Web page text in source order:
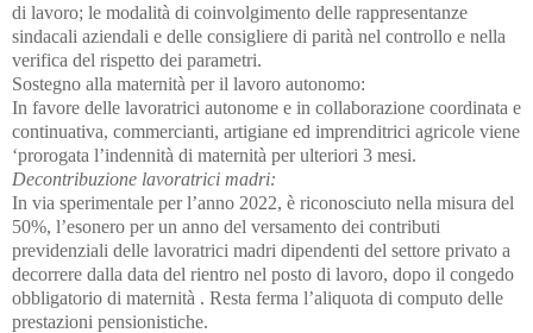
di lavoro; le modalità di coinvolgimento delle rappresentanze
sindacali aziendali e delle consigliere di parità nel controllo e nella
verifica del rispetto dei parametri.
Sostegno alla maternità per il lavoro autonomo:
In favore delle lavoratrici autonome e in collaborazione coordinata e
continuativa, commercianti, artigiane ed imprenditrici agricole viene
‘prorogata l’indennità di maternità per ulteriori 3 mesi.
Decontribuzione lavoratrici madri:
In via sperimentale per l’anno 2022, è riconosciuto nella misura del
50%, l’esonero per un anno del versamento dei contributi
previdenziali delle lavoratrici madri dipendenti del settore privato a
decorrere dalla data del rientro nel posto di lavoro, dopo il congedo
obbligatorio di maternità . Resta ferma l’aliquota di computo delle
prestazioni pensionistiche.